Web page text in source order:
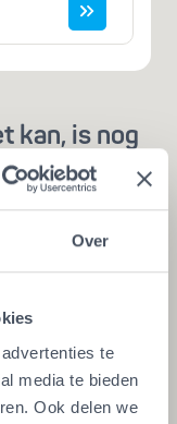
Over
te
media te bieden
Ook delen we
kan, is nog
je aan de
behangers,
mag het
vakwerk,
garanties.